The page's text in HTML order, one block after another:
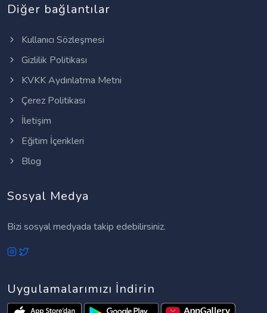
Diğer bağlantılar
Kullanıcı Sözleşmesi
Gizlilik Politikası
KVKK Aydınlatma Metni
Çerez Politikası
İletişim
Eğitim İçerikleri
Blog
Sosyal Medya
Bizi sosyal medyada takip edebilirsiniz.
Uygulamalarımızı İndirin